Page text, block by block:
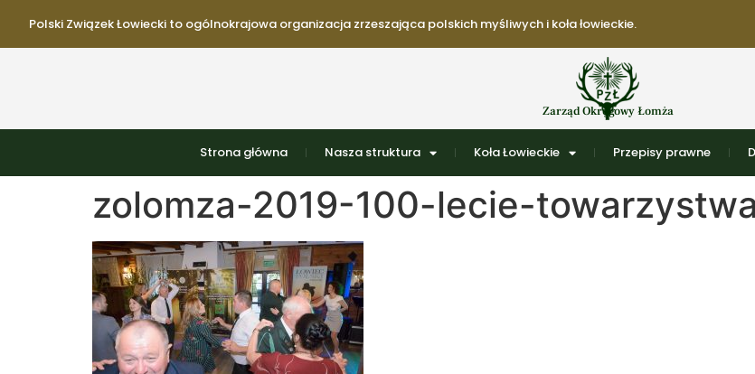
Polski Związek Łowiecki to ogólnokrajowa organizacja zrzeszająca polskich myśliwych i koła łowieckie.
Zarząd Okręgowy Łomża
Strona główna Nasza struktura Koła Łowieckie Przepisy prawne
zolomza-2019-100-lecie-